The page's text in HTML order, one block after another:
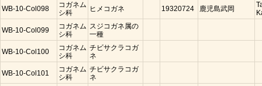
WB-10-Col098
コガネム
シ科
ヒメコガネ 19320724 鹿児島武岡
WB-10-Col099
コガネム
シ科
スジコガネ属の
一種
WB-10-Col100
コガネム
シ科
チビサクラコガ
ネ
WB-10-Col101
コガネム
シ科
チビサクラコガ
ネ